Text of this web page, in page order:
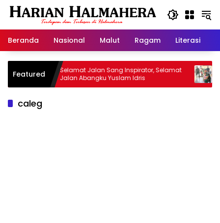
Langsung
Beranda
Nasional Malut Ragam Literasi
FeaturedSelamat Jalan Sang Inspirator, Selamat
Jalan Abangku Yuslam Idris
Kiprah
caleg